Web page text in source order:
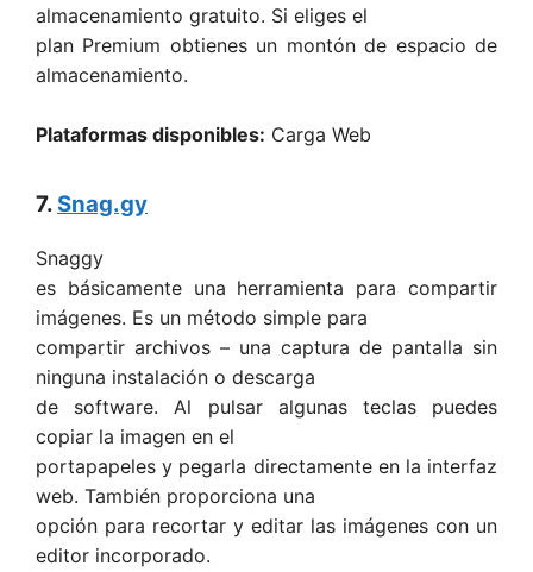
almacenamiento gratuito. Si eliges el
plan Premium obtienes un montón de espacio de
almacenamiento.
Plataformas disponibles: Carga Web
7. Snag.gy
Snaggy
es básicamente una herramienta para compartir
imágenes. Es un método simple para
compartir archivos – una captura de pantalla sin
ninguna instalación o descarga
de software. Al pulsar algunas teclas puedes
copiar la imagen en el
portapapeles y pegarla directamente en la interfaz
web. También proporciona una
opción para recortar y editar las imágenes con un
editor incorporado.